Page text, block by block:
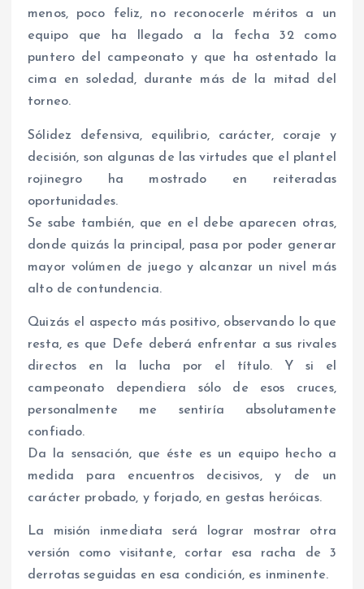
menos, poco feliz, no reconocerle méritos a un
equipo que ha llegado a la fecha 32 como
puntero del campeonato y que ha ostentado la
cima en soledad, durante más de la mitad del
torneo.
Sólidez defensiva, equilibrio, carácter, coraje y
decisión, son algunas de las virtudes que el plantel
rojinegro ha mostrado en reiteradas
oportunidades.
Se sabe también, que en el debe aparecen otras,
donde quizás la principal, pasa por poder generar
mayor volúmen de juego y alcanzar un nivel más
alto de contundencia.
Quizás el aspecto más positivo, observando lo que
resta, es que Defe deberá enfrentar a sus rivales
directos en la lucha por el título. Y si el
campeonato dependiera sólo de esos cruces,
personalmente me sentiría absolutamente
confiado.
Da la sensación, que éste es un equipo hecho a
medida para encuentros decisivos, y de un
carácter probado, y forjado, en gestas heróicas.
La misión inmediata será lograr mostrar otra
versión como visitante, cortar esa racha de 3
derrotas seguidas en esa condición, es inminente.